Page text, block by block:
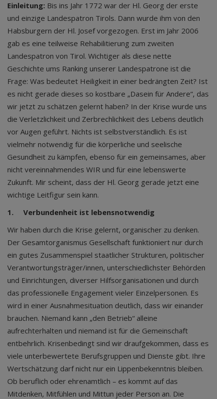
Einleitung: Bis ins Jahr 1772 war der Hl. Georg der erste
und einzige Landespatron Tirols. Dann wurde ihm von den
Habsburgern der Hl. Josef vorgezogen. Erst im Jahr 2006
gab es eine teilweise Rehabilitierung zum zweiten
Landespatron von Tirol. Wichtiger als diese nette
Geschichte ums Ranking unserer Landespatrone ist die
Frage: Was bedeutet Heiligkeit in einer bedrängten Zeit? Ist
es nicht gerade dieses so kostbare „Dasein für Andere“, das
wir jetzt zu schätzen gelernt haben? In der Krise wurde uns
die Verletzlichkeit und Zerbrechlichkeit des Lebens deutlich
vor Augen geführt. Nichts ist selbstverständlich. Es ist
vielmehr notwendig für die körperliche und seelische
Gesundheit zu kämpfen, ebenso für ein gemeinsames, aber
nicht vereinnahmendes WIR und für eine lebenswerte
Zukunft. Mir scheint, dass der Hl. Georg gerade jetzt eine
wichtige Leitfigur sein kann.
1. Verbundenheit ist lebensnotwendig
Wir haben durch die Krise gelernt, organischer zu denken.
Der Gesamtorganismus Gesellschaft funktioniert nur durch
ein gutes Zusammenspiel staatlicher Strukturen, politischer
Verantwortungsträger/innen, unterschiedlichster Behörden
und Einrichtungen, diverser Hilfsorganisationen und durch
das professionelle Engagement vieler Einzelpersonen. Es
wird in einer Ausnahmesituation deutlich, dass wir einander
brauchen. Niemand kann „den Betrieb“ alleine
aufrechterhalten und niemand ist für die Gemeinschaft
entbehrlich. Krisenbedingt sind wir draufgekommen, dass es
viele unterbewertete Berufsgruppen und Dienste gibt. Ihre
Wertschätzung darf nicht nur ein Lippenbekenntnis bleiben.
Ob beruflich oder ehrenamtlich – es kommt auf das
Mitdenken, Mitfühlen und Mittun jeder Person an. Die